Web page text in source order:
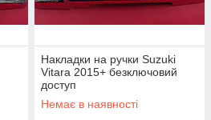
Накладки на ручки Suzuki
Vitara 2015+ безключовий
доступ
Немає в наявності